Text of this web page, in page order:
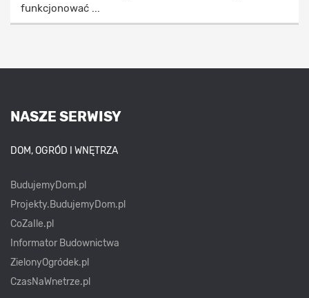
funkcjonować ...
NASZE SERWISY
DOM, OGRÓD I WNĘTRZA
BudujemyDom.pl
Projekty.BudujemyDom.pl
CoZaIle.pl
Informator Budownictwa
ZielonyOgródek.pl
CzasNaWnetrze.pl